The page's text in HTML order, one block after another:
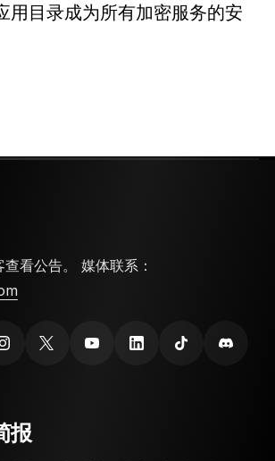
用目录成为所有加密服务的安
看公告。 媒体联系：
报